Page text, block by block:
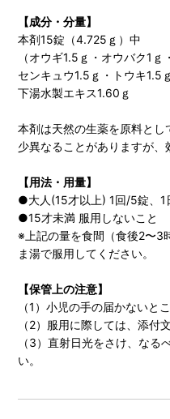
【成分・分量】
本剤15錠（4.725ｇ）中
（オウギ1.5ｇ・オウバク1
センキュウ1.5ｇ・トウキ1.5
下湯水製エキス1.60ｇ
本剤は天然の生薬を原料と
少異なることがありますが
【用法・用量】
●大人(15才以上) 1回/5錠、
●15才未満 服用しないこと
※上記の量を食間（食後2〜3
ま湯で服用してください。
【保管上の注意】
（1）小児の手の届かないと
（2）服用に際しては、添付
（3）直射日光をさけ、なる
い。